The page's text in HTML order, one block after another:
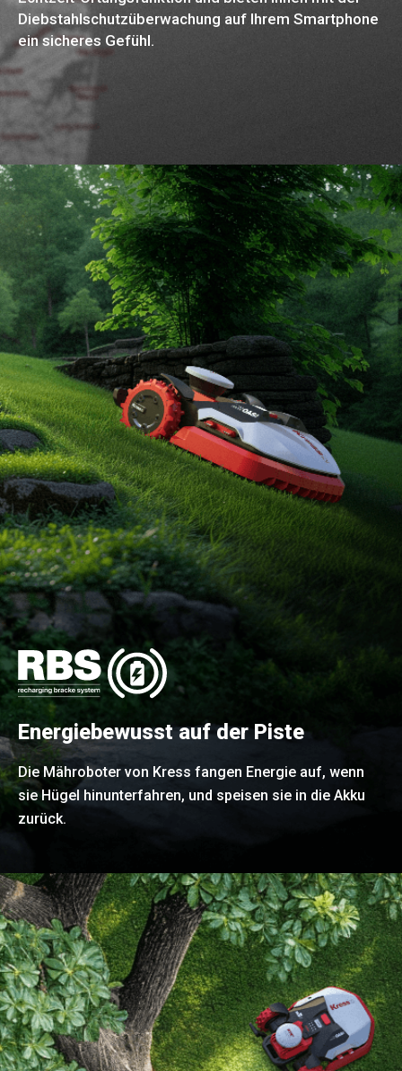
Diebstahlschutzüberwachung auf Ihrem Smartphone
ein sicheres Gefühl.
Energiebewusst auf der Piste
Die Mähroboter von Kress fangen Energie auf, wenn
sie Hügel hinunterfahren, und speisen sie in die Akku
zurück.